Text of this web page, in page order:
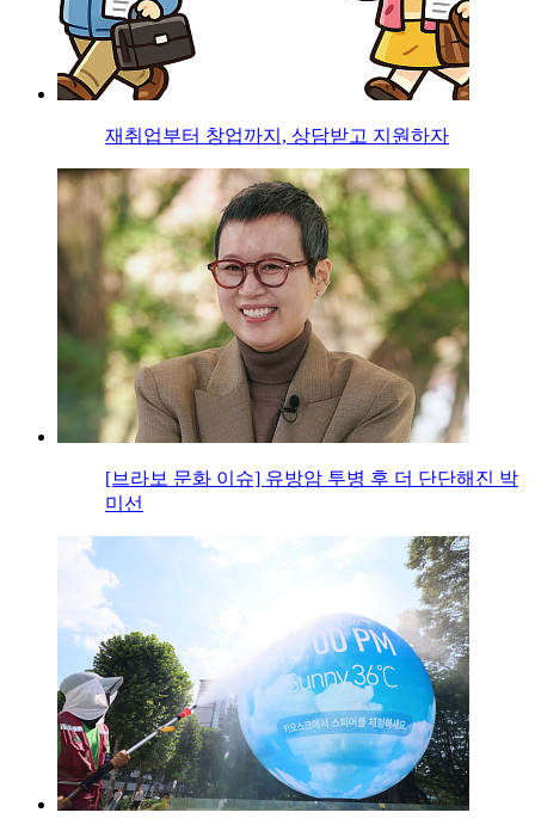
재취업부터 창업까지, 상담받고 지원하자
[브라보 문화 이슈] 유방암 투병 후 더 단단해진 박
미선